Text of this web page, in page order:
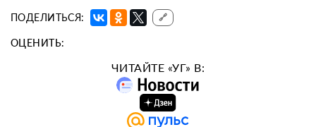
ПОДЕЛИТЬСЯ: 🔗
ОЦЕНИТЬ:
ЧИТАЙТЕ «УГ» В: